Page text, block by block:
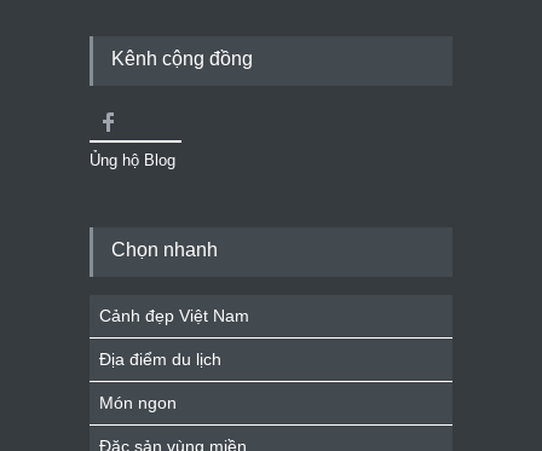
Kênh cộng đồng
Ủng hộ Blog
Chọn nhanh
Cảnh đẹp Việt Nam
Địa điểm du lịch
Món ngon
Đặc sản vùng miền